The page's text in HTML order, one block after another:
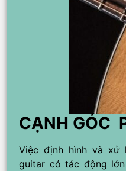
CẠNH GÓC
Việc định hình và xử
guitar có tác động